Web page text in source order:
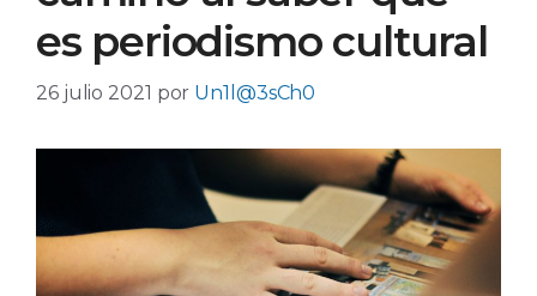
es periodismo cultural
26 julio 2021 por Un1l@3sCh0